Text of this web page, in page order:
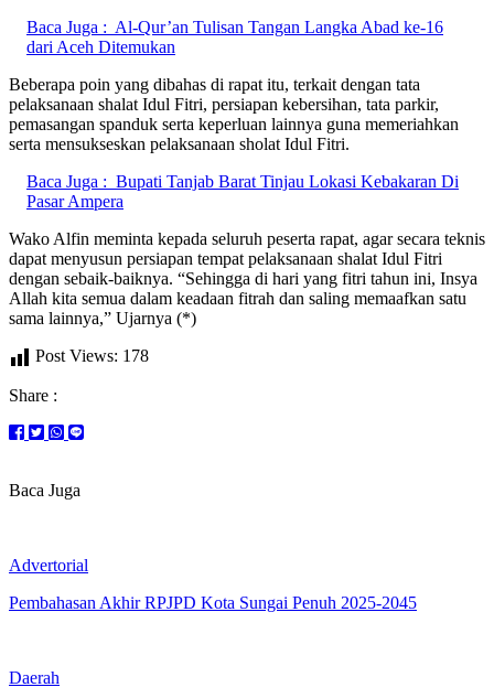
Baca Juga : Al-Qur’an Tulisan Tangan Langka Abad ke-16
dari Aceh Ditemukan
Beberapa poin yang dibahas di rapat itu, terkait dengan tata
pelaksanaan shalat Idul Fitri, persiapan kebersihan, tata parkir,
pemasangan spanduk serta keperluan lainnya guna memeriahkan
serta mensukseskan pelaksanaan sholat Idul Fitri.
Baca Juga : Bupati Tanjab Barat Tinjau Lokasi Kebakaran Di
Pasar Ampera
Wako Alfin meminta kepada seluruh peserta rapat, agar secara teknis
dapat menyusun persiapan tempat pelaksanaan shalat Idul Fitri
dengan sebaik-baiknya. “Sehingga di hari yang fitri tahun ini, Insya
Allah kita semua dalam keadaan fitrah dan saling memaafkan satu
sama lainnya,” Ujarnya (*)
Post Views: 178
Share :
Baca Juga
Advertorial
Pembahasan Akhir RPJPD Kota Sungai Penuh 2025-2045
Daerah